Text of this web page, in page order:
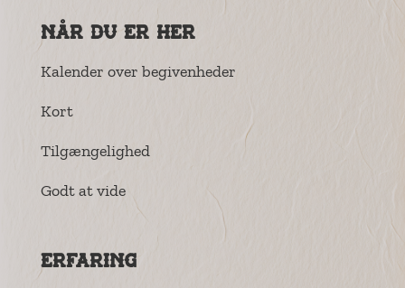
Når du er her
Kalender over begivenheder
Kort
Tilgængelighed
Godt at vide
Erfaring